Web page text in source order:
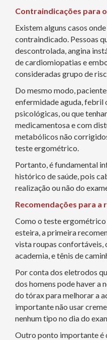
Contraindicações para
Existem alguns casos
contraindicado. Pessoas
descontrolada, angina
de cardiomiopatias e
consideradas grupo de
Do mesmo modo,
enfermidade aguda, febril
psicológicas, ou que
medicamentosa e com
metabólicos não
teste ergométrico.
Portanto, é fundamental
histórico de saúde, pois
realização ou não do
Recomendações para a
Como o teste
esteira, a primeira
vista roupas confortáveis,
academia, e tênis de
Por conta dos eletrodos
dos homens pode haver a
do tórax para melhorar a
importante não usar
nenhum tipo no dia do
Outro ponto importante é